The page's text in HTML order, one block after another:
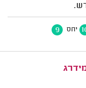
יחס 9